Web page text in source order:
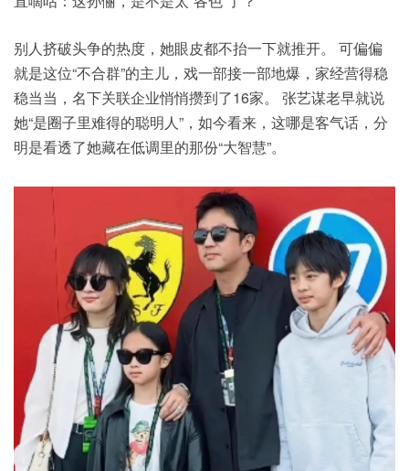
别人挤破头争的热度，她眼皮都不抬一下就推开。 可偏偏
就是这位“不合群”的主儿，戏一部接一部地爆，家经营得稳
稳当当，名下关联企业悄悄攒到了16家。 张艺谋老早就说
她“是圈子里难得的聪明人”，如今看来，这哪是客气话，分
明是看透了她藏在低调里的那份“大智慧”。